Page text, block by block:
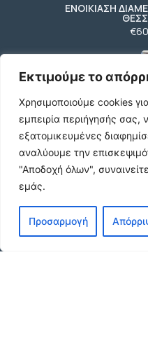
Εκτιμούμε το
Χρησιμοποιούμε cookies
εμπειρία περιήγησής σας,
εξατομικευμένες
αναλύουμε την
"Αποδοχή όλων",
εμάς.
Προσαρμογή
ΕΝΟΙΚΙΑΣΗ
Κοντά σε
ΕΝΟΙΚΙΑΣΗ